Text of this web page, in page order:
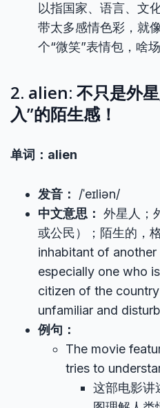
以指国家、语言、文
带太多感情色彩，就
个“微笑”表情包，啥
2. alien: 不只是外
入”的陌生感！
单词：alien
发音：
/ˈeɪliən/
中文意思： 外星人；
或公民）；陌生的，
inhabitant of
especially one who
citizen of the
unfamiliar and
例句：
The movie
tries to
这部电影讲